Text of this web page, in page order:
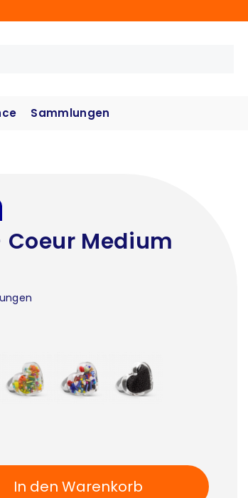
Sammlungen
Medium
In den Warenkorb